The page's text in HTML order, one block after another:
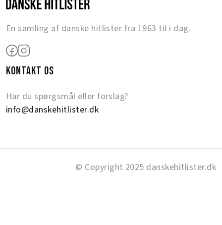
En samling af danske hitlister fra 1963 til i dag.
KONTAKT OS
Har du spørgsmål eller forslag?
info@danskehitlister.dk
© Copyright 2025 danskehitlister.dk